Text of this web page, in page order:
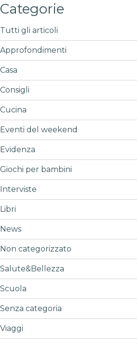
Categorie
Tutti gli articoli
Approfondimenti
Casa
Consigli
Cucina
Eventi del weekend
Evidenza
Giochi per bambini
Interviste
Libri
News
Non categorizzato
Salute&Bellezza
Scuola
Senza categoria
Viaggi